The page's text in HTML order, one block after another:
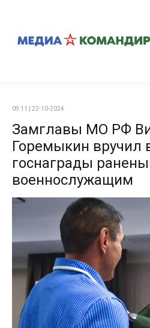
09:11 | 22-10-2024
Замглавы МО РФ
Горемыкин вручил
госнаграды
военнослужащим